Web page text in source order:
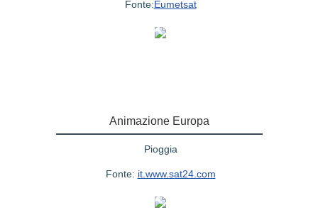
Fonte:Eumetsat
Animazione Europa
Pioggia
Fonte: it.www.sat24.com